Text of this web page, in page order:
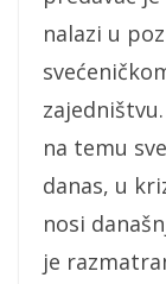
nalazi u
na temu
danas, u
nosi
je